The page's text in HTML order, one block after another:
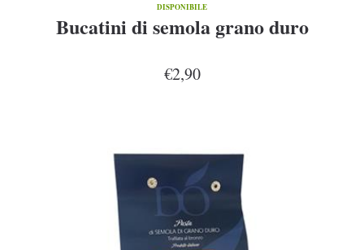
DISPONIBILE
Bucatini di semola grano duro
€2,90